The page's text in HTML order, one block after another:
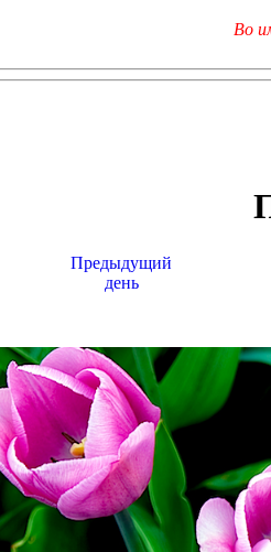
Во
Предыдущий
день